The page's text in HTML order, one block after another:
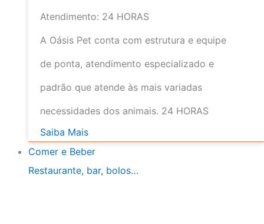
Atendimento: 24 HORAS
A Oásis Pet conta com estrutura e equipe
de ponta, atendimento especializado e
padrão que atende às mais variadas
necessidades dos animais. 24 HORAS
Saiba Mais
Comer e Beber
Restaurante, bar, bolos…